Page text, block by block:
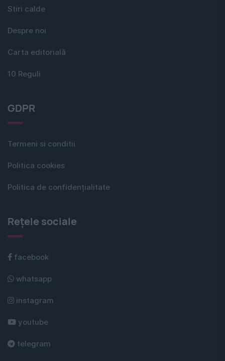
Stiri calde
Despre noi
Carta editorială
10 Reguli
GDPR
Termeni si conditii
Politica cookies
Politica de confidențialitate
Rețele sociale
facebook
whatsapp
instagram
youtube
telegram